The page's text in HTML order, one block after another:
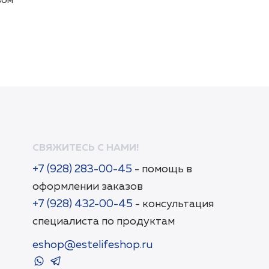
СВЯЖИТЕСЬ С НАМИ!
+7 (928) 283-00-45 - помощь в
оформлении заказов
+7 (928) 432-00-45 - консультация
специалиста по продуктам
eshop@estelifeshop.ru